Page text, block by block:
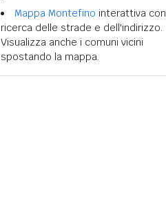
Mappa Montefino interattiva con
ricerca delle strade e dell'indirizzo.
Visualizza anche i comuni vicini
spostando la mappa.